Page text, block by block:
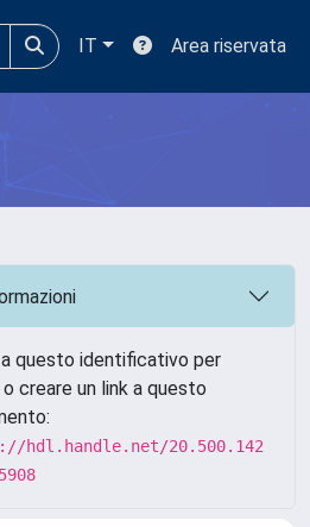
IT Area riservata
questo identificativo per
creare un link a questo
hdl.handle.net/20.500.142